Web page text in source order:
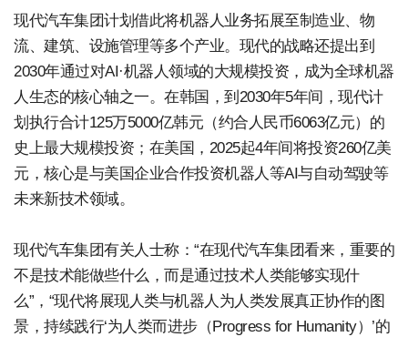
现代汽车集团计划借此将机器人业务拓展至制造业、物
流、建筑、设施管理等多个产业。现代的战略还提出到
2030年通过对AI·机器人领域的大规模投资，成为全球机器
人生态的核心轴之一。在韩国，到2030年5年间，现代计
划执行合计125万5000亿韩元（约合人民币6063亿元）的
史上最大规模投资；在美国，2025起4年间将投资260亿美
元，核心是与美国企业合作投资机器人等AI与自动驾驶等
未来新技术领域。
现代汽车集团有关人士称：“在现代汽车集团看来，重要的
不是技术能做些什么，而是通过技术人类能够实现什
么”，“现代将展现人类与机器人为人类发展真正协作的图
景，持续践行‘为人类而进步（Progress for Humanity）’的